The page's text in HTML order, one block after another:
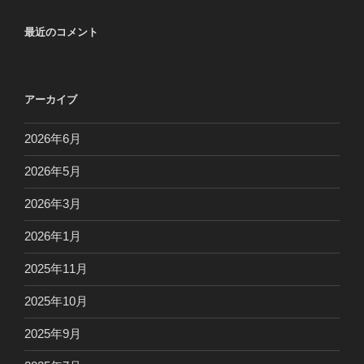
最近のコメント
アーカイブ
2026年6月
2026年5月
2026年3月
2026年1月
2025年11月
2025年10月
2025年9月